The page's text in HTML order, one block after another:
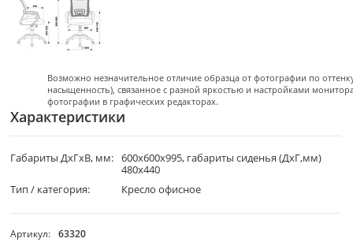
Возможно незначительное отличие образца от фотографии по
насыщенность), связанное с разной яркостью и настройками
фотографии в графических редакторах.
Характеристики
Габариты ДхГхВ, мм: 600х600х995, габариты сиденья (ДхГ,мм)
480х440
Тип / категория:
Кресло офисное
Артикул: 63320